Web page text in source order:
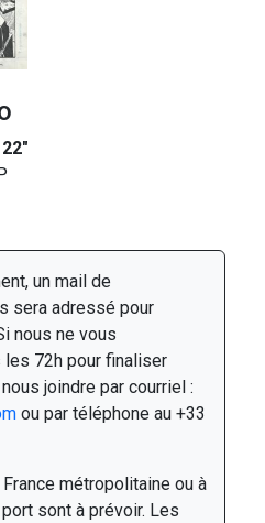
un mail de
sera adressé pour
nous ne vous
72h pour finaliser
joindre par courriel :
ou par téléphone au +33
métropolitaine ou à
sont à prévoir. Les